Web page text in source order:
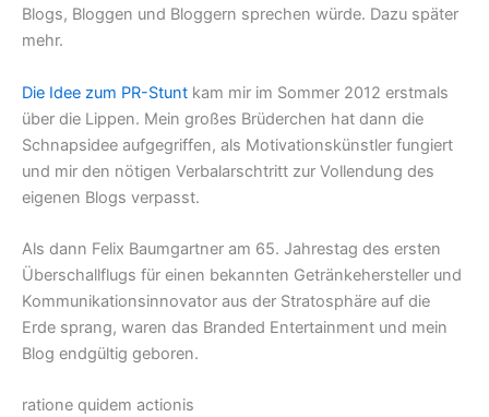
Blogs, Bloggen und Bloggern sprechen würde. Dazu später
mehr.
Die Idee zum PR-Stunt kam mir im Sommer 2012 erstmals
über die Lippen. Mein großes Brüderchen hat dann die
Schnapsidee aufgegriffen, als Motivationskünstler fungiert
und mir den nötigen Verbalarschtritt zur Vollendung des
eigenen Blogs verpasst.
Als dann Felix Baumgartner am 65. Jahrestag des ersten
Überschallflugs für einen bekannten Getränkehersteller und
Kommunikationsinnovator aus der Stratosphäre auf die
Erde sprang, waren das Branded Entertainment und mein
Blog endgültig geboren.
ratione quidem actionis